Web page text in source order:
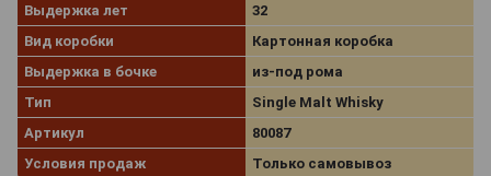
Выдержка лет
32
Вид коробки
Картонная коробка
Выдержка в бочке
из-под рома
Тип
Single Malt Whisky
Артикул
80087
Условия продаж
Только самовывоз